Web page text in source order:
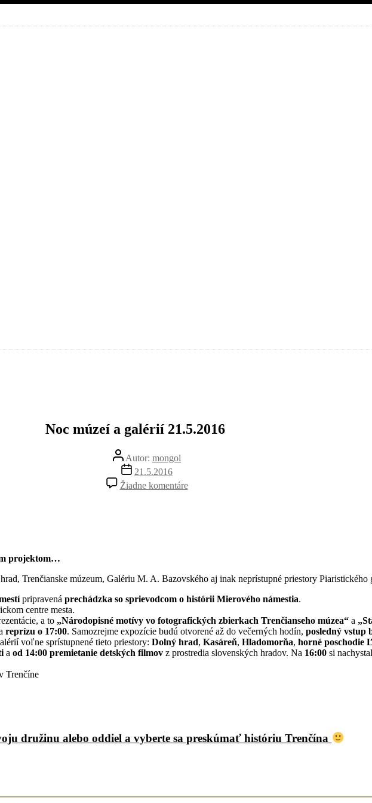
Noc múzeí a galérií 21.5.2016
Autor
článku
Autor: mongol
Dátum
článku
21.5.2016
Žiadne komentárena
Noc
projektom…
Trenčianske múzeum, Galériu M. A. Bazovského aj inak neprístupné priestory Piaristického
pripravená prechádzka so sprievodcom o histórii Mierového námestia.
centre mesta.
a to „Národopisné motívy vo fotografických zbierkach Trenčianseho múzea“ a
reprízu o 17:00. Samozrejme expozície budú otvorené až do večerných hodín, posledný vstup
voľne sprístupnené tieto priestory: Dolný hrad, Kasáreň, Hladomorňa, horné poschodie
a od 14:00 premietanie detských filmov z prostredia slovenských hradov. Na 16:00 si nachystal
Trenčíne
družinu alebo oddiel a vyberte sa preskúmať históriu Trenčína